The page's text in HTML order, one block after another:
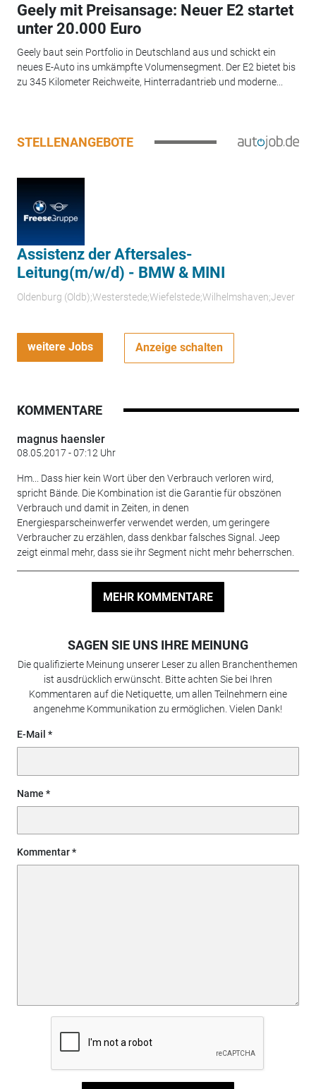
Geely mit Preisansage: Neuer E2 startet
unter 20.000 Euro
Geely baut sein Portfolio in Deutschland aus und schickt ein
neues E-Auto ins umkämpfte Volumensegment. Der E2 bietet bis
zu 345 Kilometer Reichweite, Hinterradantrieb und moderne...
STELLENANGEBOTE
Assistenz der Aftersales-
Leitung(m/w/d) - BMW & MINI
Oldenburg (Oldb);Westerstede;Wiefelstede;Wilhelmshaven;Jever
weitere Jobs Anzeige schalten
KOMMENTARE
magnus haensler
08.05.2017 - 07:12 Uhr
Hm... Dass hier kein Wort über den Verbrauch verloren wird,
spricht Bände. Die Kombination ist die Garantie für obszönen
Verbrauch und damit in Zeiten, in denen
Energiesparscheinwerfer verwendet werden, um geringere
Verbraucher zu erzählen, dass denkbar falsches Signal. Jeep
zeigt einmal mehr, dass sie ihr Segment nicht mehr beherrschen.
MEHR KOMMENTARE
SAGEN SIE UNS IHRE MEINUNG
Die qualifizierte Meinung unserer Leser zu allen Branchenthemen
ist ausdrücklich erwünscht. Bitte achten Sie bei Ihren
Kommentaren auf die Netiquette, um allen Teilnehmern eine
angenehme Kommunikation zu ermöglichen. Vielen Dank!
E-Mail
Name
Kommentar